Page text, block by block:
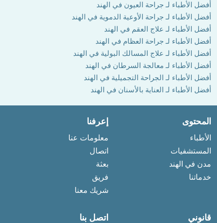
أفضل الأطباء لـ جراحة العيون في الهند
أفضل الأطباء لـ جراحة الأوعية الدموية في الهند
أفضل الأطباء لـ علاج العقم في الهند
أفضل الأطباء لـ جراحة العظام في الهند
أفضل الأطباء لـ علاج المسالك البولية في الهند
أفضل الأطباء لـ معالجة السرطان في الهند
أفضل الأطباء لـ الجراحة التجميلية في الهند
أفضل الأطباء لـ العناية بالأسنان في الهند
المحتوى
الأطباء
المستشفيات
مدن في الهند
خدماتنا
إعرفنا
معلومات عنا
اتصال
بعثة
فريق
شريك معنا
قانوني اتصل بنا